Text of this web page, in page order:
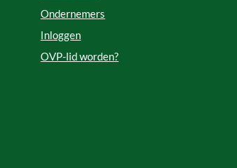
Ondernemers
Inloggen
OVP-lid worden?